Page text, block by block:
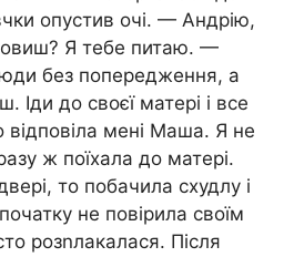
опустив очі. — Андрію,
Я тебе питаю. —
без попередження, а
Іди до своєї матері і все
відповіла мені Маша. Я не
ж поїхала до матері.
то побачила схудлу і
не повірила своїм
розnлакалася. Після